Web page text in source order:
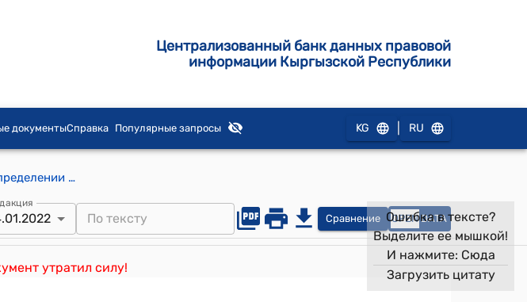
Централизованный банк данных правовой
информации Кыргызской Республики
документыСправка Популярные запросы KG RU
Постановление Правительства КР от 12 января 1995 года №11 "О распределении и использовании гуманитарной помощи, поступившей в республику"
Сравнение OPEN DATA
утратил силу!
Ошибка в тексте?
Выделите ее мышкой!
И нажмите: Сюда
Загрузить цитату